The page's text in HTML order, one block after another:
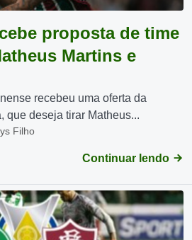
proposta de time
Martins e
recebeu uma oferta da
que deseja tirar Matheus...
Filho
Continuar lendo